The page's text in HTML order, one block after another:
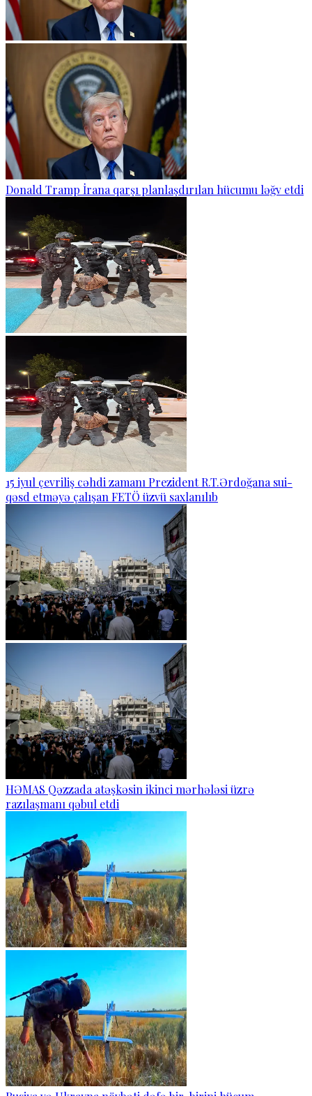
Donald Tramp İrana qarşı planlaşdırılan hücumu ləğv etdi
15 iyul çevriliş cəhdi zamanı Prezident R.T.Ərdoğana sui-
qəsd etməyə çalışan FETÖ üzvü saxlanılıb
HƏMAS Qəzzada atəşkəsin ikinci mərhələsi üzrə
razılaşmanı qəbul etdi